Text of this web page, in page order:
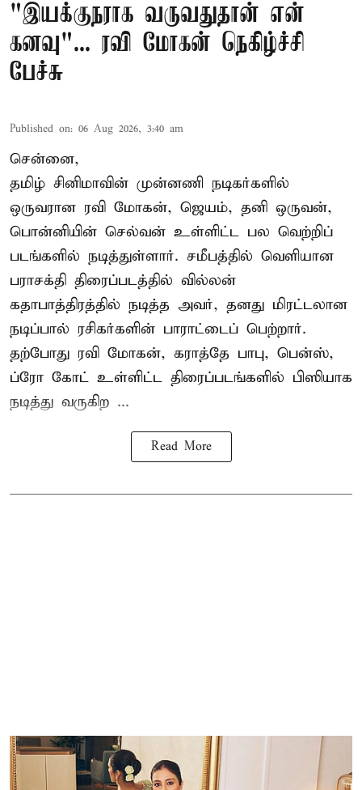
"இயக்குநராக வருவதுதான் என்
கனவு"... ரவி மோகன் நெகிழ்ச்சி
பேச்சு
Published on: 06 Aug 2026, 3:40 am
சென்னை,
தமிழ் சினிமாவின் முன்னணி நடிகர்களில்
ஒருவரான ரவி மோகன், ஜெயம், தனி ஒருவன்,
பொன்னியின் செல்வன் உள்ளிட்ட பல வெற்றிப்
படங்களில் நடித்துள்ளார். சமீபத்தில் வெளியான
பராசக்தி திரைப்படத்தில் வில்லன்
கதாபாத்திரத்தில் நடித்த அவர், தனது மிரட்டலான
நடிப்பால் ரசிகர்களின் பாராட்டைப் பெற்றார்.
தற்போது ரவி மோகன், கராத்தே பாபு, பென்ஸ்,
ப்ரோ கோட் உள்ளிட்ட திரைப்படங்களில் பிஸியாக
நடித்து வருகிற ...
Read More